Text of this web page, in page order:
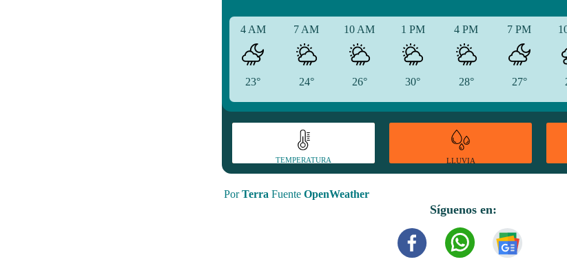
4 AM
23°
7 AM
24°
10 AM
26°
1 PM
30°
4 PM
28°
7 PM
27°
TEMPERATURA LLUVIA
PorTerra Fuente OpenWeather
Síguenos en: